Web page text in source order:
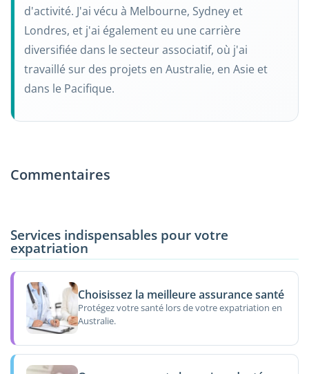
d'activité. J'ai vécu à Melbourne, Sydney et
Londres, et j'ai également eu une carrière
diversifiée dans le secteur associatif, où j'ai
travaillé sur des projets en Australie, en Asie et
dans le Pacifique.
Commentaires
Services indispensables pour votre
expatriation
Choisissez la meilleure assurance santé
Protégez votre santé lors de votre expatriation en
Australie.